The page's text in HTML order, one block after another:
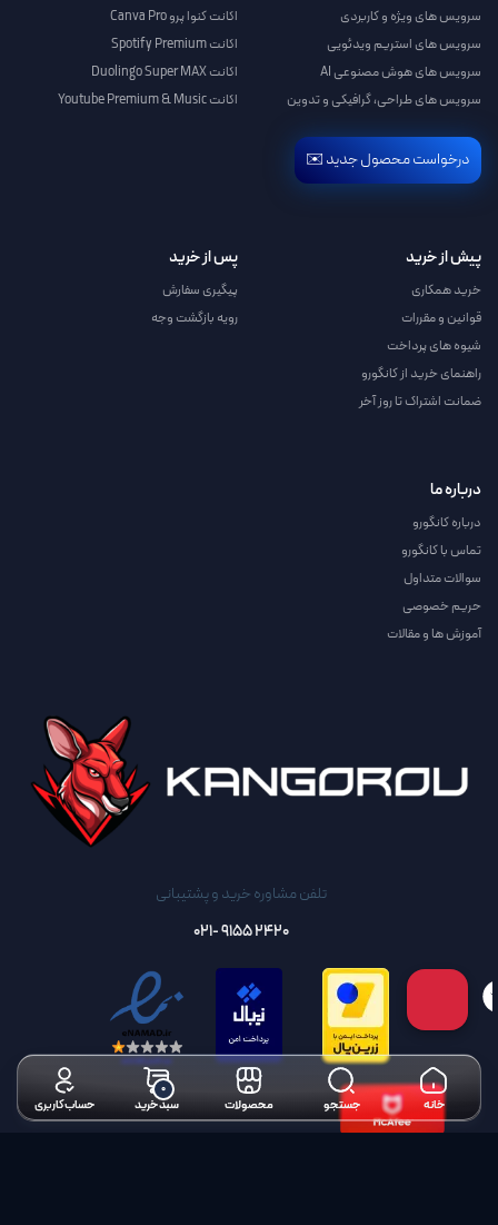
سرویس های ویژه و کاربردی
سرویس های استریم ویدئویی
سرویس های هوش مصنوعی AI
سرویس های طراحی، گرافیکی و تدوین
درخواست محصول جدید ✉️
اکانت کنوا پرو Canva Pro
اکانت Spotify Premium
اکانت Duolingo Super MAX
اکانت Youtube Premium & Music
پیش از خرید
خرید همکاری
قوانین و مقررات
شیوه های پرداخت
راهنمای خرید از کانگورو
ضمانت اشتراک تا روز آخر
پس از خرید
پیگیری سفارش
رویه بازگشت وجه
درباره ما
درباره کانگورو
تماس با کانگورو
سوالات متداول
حریم خصوصی
آموزش ها و مقالات
تلفن مشاوره خرید و پشتیبانی
2420 9155 -021
خانه جستجو محصولات سبد خرید
۰
حساب کاربری
تحویل سریع
گارانتی واقعی تا روز آخر
راه اندازی راحت